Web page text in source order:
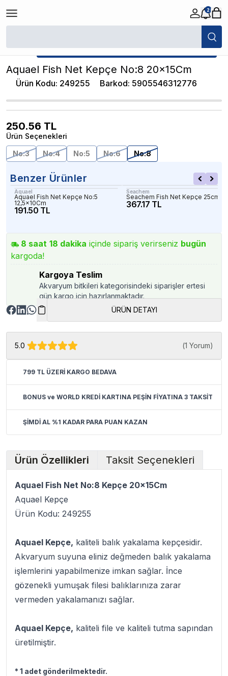
2
/ Aquael Fish Net Kepçe No:8 20x15Cm
★ Atakan Petshop, Aquael yetkili satıcısıdır.
Aquael Fish Net Kepçe No:8 20x15Cm
Ürün Kodu: 249255 Barkod: 5905546312776
250.56 TL
Ürün Seçenekleri
No:3
No:4 No:5 No:6 No:8
Benzer Ürünler
Aquael
Aquael Fish Net Kepçe No:5
12,5x10Cm
191.50 TL
Seachem
Seachem Fish Net Kepçe 25cm
367.17 TL
8 saat 18 dakika içinde sipariş verirseniz bugün
kargoda!
Kargoya Teslim
Akvaryum bitkileri kategorisindeki siparişler ertesi
gün kargo için hazırlanmaktadır.
ÜRÜN DETAYI
5.0 (1 Yorum)
799 TL ÜZERİ KARGO BEDAVA
BONUS ve WORLD KREDİ KARTINA PEŞİN FİYATINA 3 TAKSİT
ŞİMDİ AL %1 KADAR PARA PUAN KAZAN
Ürün Özellikleri Taksit Seçenekleri
Aquael Fish Net No:8 Kepçe 20x15Cm
Aquael Kepçe
Ürün Kodu: 249255
Aquael Kepçe, kaliteli balık yakalama kepçesidir.
Akvaryum suyuna eliniz değmeden balık yakalama
işlemlerini yapabilmenize imkan sağlar. İnce
gözenekli yumuşak filesi balıklarınıza zarar
vermeden yakalamanızı sağlar.
Aquael Kepçe, kaliteli file ve kaliteli tutma sapından
üretilmiştir.
* 1 adet gönderilmektedir.